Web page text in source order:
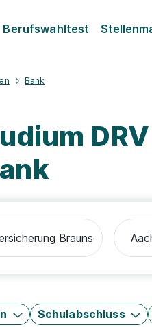
Berufswahltest
Bank
Schulabschluss